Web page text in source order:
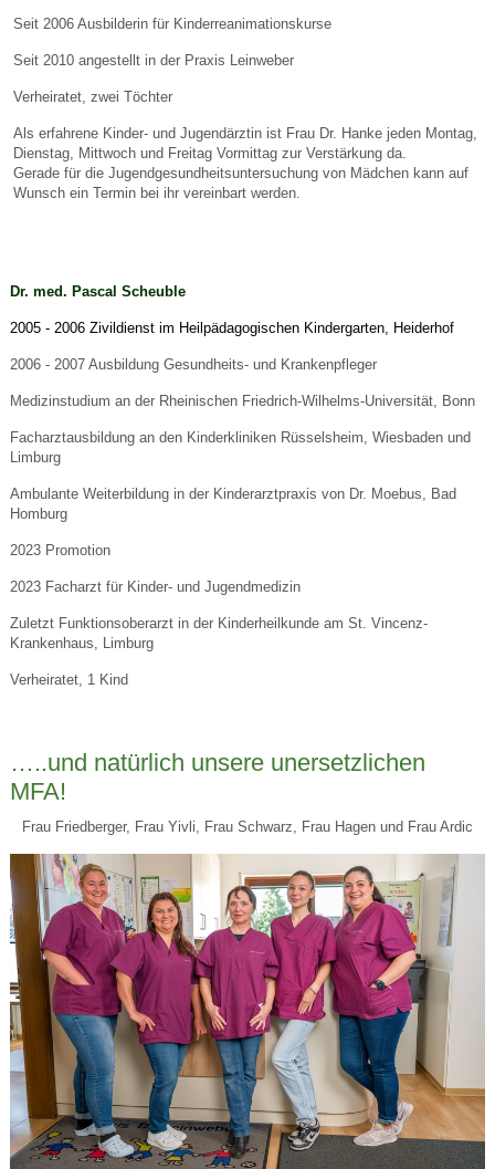
Seit 2006 Ausbilderin für Kinderreanimationskurse
Seit 2010 angestellt in der Praxis Leinweber
Verheiratet, zwei Töchter
Als erfahrene Kinder- und Jugendärztin ist Frau Dr. Hanke jeden Montag,
Dienstag, Mittwoch und Freitag Vormittag zur Verstärkung da.
Gerade für die Jugendgesundheitsuntersuchung von Mädchen kann auf
Wunsch ein Termin bei ihr vereinbart werden.
Dr. med. Pascal Scheuble
2005 - 2006 Zivildienst im Heilpädagogischen Kindergarten, Heiderhof
2006 - 2007 Ausbildung Gesundheits- und Krankenpfleger
Medizinstudium an der Rheinischen Friedrich-Wilhelms-Universität, Bonn
Facharztausbildung an den Kinderkliniken Rüsselsheim, Wiesbaden und
Limburg
Ambulante Weiterbildung in der Kinderarztpraxis von Dr. Moebus, Bad
Homburg
2023 Promotion
2023 Facharzt für Kinder- und Jugendmedizin
Zuletzt Funktionsoberarzt in der Kinderheilkunde am St. Vincenz-
Krankenhaus, Limburg
Verheiratet, 1 Kind
…..und natürlich unsere unersetzlichen
MFA!
Frau Friedberger, Frau Yivli, Frau Schwarz, Frau Hagen und Frau Ardic